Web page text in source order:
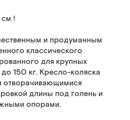
!
и продуманным
классического
для крупных
150 кг. Кресло-коляска
отворачивающимися
длины под голень и
опорами.